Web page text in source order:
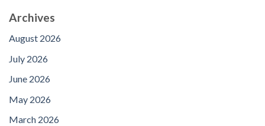
Archives
August 2026
July 2026
June 2026
May 2026
March 2026